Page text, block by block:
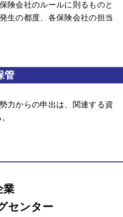
険会社のルールに則るものと
生の都度、各保険会社の担当
管
力からの申出は、関連する資
業
センター